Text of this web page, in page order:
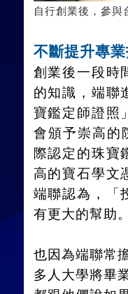
自行創業後，參與
不斷提升專
創業後一段時
的知識，端聯
寶鑑定師證照
會頒予崇高的
際認定的珠寶
高的寶石學文
端聯認為，「
有更大的幫助。
也因為端聯常
多人大學將畢